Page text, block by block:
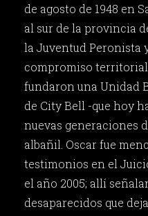
de agosto de 1948 en
al sur de la provincia
la Juventud Peronista
compromiso
fundaron una Unidad
de City Bell -que hoy
nuevas generaciones
albañil. Oscar fue
testimonios en el
el año 2005; allí
desaparecidos que